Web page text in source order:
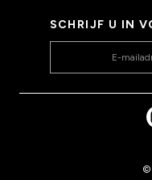
SCHRIJF U IN
©